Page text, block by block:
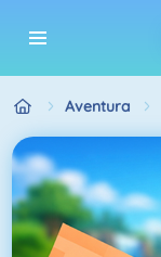
Aventura